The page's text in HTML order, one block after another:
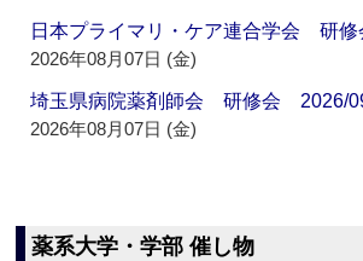
日本プライマリ・ケア連合学会 研
2026年08月07日 (金)
埼玉県病院薬剤師会 研修会 2026/
2026年08月07日 (金)
薬系大学・学部 催し物